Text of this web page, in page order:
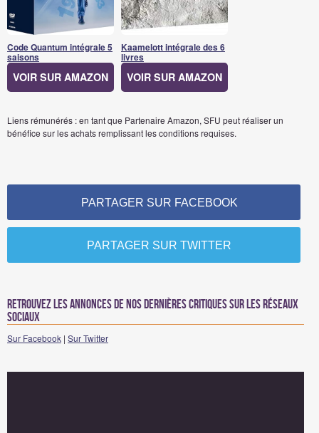
Code Quantum intégrale 5
saisons
VOIR SUR AMAZON
Kaamelott intégrale des 6
livres
VOIR SUR AMAZON
Liens rémunérés : en tant que Partenaire Amazon, SFU peut réaliser un
bénéfice sur les achats remplissant les conditions requises.
PARTAGER SUR FACEBOOK
PARTAGER SUR TWITTER
Retrouvez les annonces de nos dernières critiques sur les réseaux
sociaux
Sur Facebook | Sur Twitter